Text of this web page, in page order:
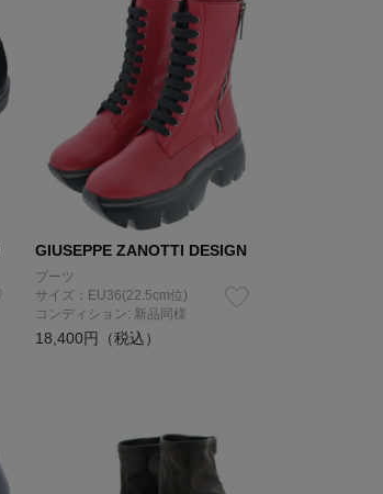
GIUSEPPE ZANOTTI DESIGN
ブーツ
サイズ：EU36(22.5cm位)
コンディション: 新品同様
18,400円（税込）